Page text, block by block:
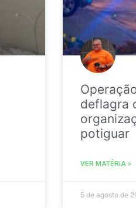
deflagra
potiguar
VER MATÉRIA »
5 de agosto de